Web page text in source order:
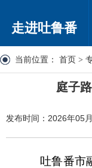
走进吐鲁番
当前位置： 首页 >
庭子
发布时间：2026年05
吐鲁番市